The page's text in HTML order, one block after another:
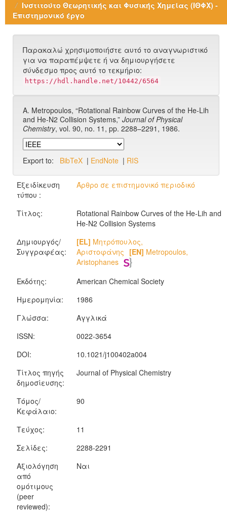
Ινστιτούτο Θεωρητικής και Φυσικής Χημείας (ΙΘΦΧ) -
Επιστημονικό έργο
Παρακαλώ χρησιμοποιήστε αυτό το αναγνωριστικό
για να παραπέμψετε ή να δημιουργήσετε
σύνδεσμο προς αυτό το τεκμήριο:
https://hdl.handle.net/10442/6564
A. Metropoulos, “Rotational Rainbow Curves of the He-Lih
and He-N2 Collision Systems,” Journal of Physical
Chemistry, vol. 90, no. 11, pp. 2288–2291, 1986.
Export to: BibTeX | EndNote | RIS
Εξειδίκευση
τύπου :
Άρθρο σε επιστημονικό περιοδικό
Τίτλος:
Rotational Rainbow Curves of the He-Lih and
He-N2 Collision Systems
Δημιουργός/
Συγγραφέας:
[EL] Μητρόπουλος,
Αριστοφάνης [EN] Metropoulos,
Aristophanes
Εκδότης:
American Chemical Society
Ημερομηνία:
1986
Γλώσσα:
Αγγλικά
ISSN:
0022-3654
DOI:
10.1021/j100402a004
Τίτλος πηγής
δημοσίευσης:
Journal of Physical Chemistry
Τόμος/
Κεφάλαιο:
90
Τεύχος:
11
Σελίδες:
2288-2291
Αξιολόγηση
από
ομότιμους
(peer
reviewed):
Ναι